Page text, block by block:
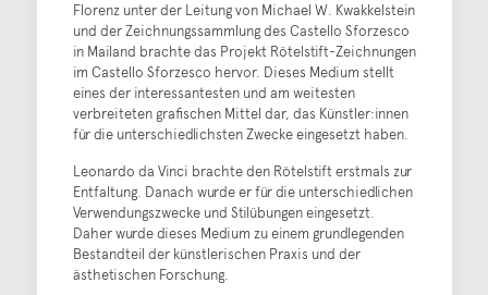
Florenz unter der Leitung von Michael W. Kwakkelstein
und der Zeichnungssammlung des Castello Sforzesco
in Mailand brachte das Projekt Rötelstift-Zeichnungen
im Castello Sforzesco hervor. Dieses Medium stellt
eines der interessantesten und am weitesten
verbreiteten grafischen Mittel dar, das Künstler:innen
für die unterschiedlichsten Zwecke eingesetzt haben.
Leonardo da Vinci brachte den Rötelstift erstmals zur
Entfaltung. Danach wurde er für die unterschiedlichen
Verwendungszwecke und Stilübungen eingesetzt.
Daher wurde dieses Medium zu einem grundlegenden
Bestandteil der künstlerischen Praxis und der
ästhetischen Forschung.